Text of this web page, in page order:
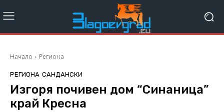
Начало Региона
РЕГИОНА САНДАНСКИ
Изгоря почивен дом “Синаница”
край Кресна